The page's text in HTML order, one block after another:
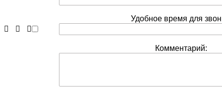
Удобное время для
Комментарий: